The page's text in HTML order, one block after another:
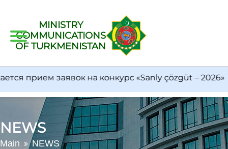
MINISTRY
COMMUNICATIONS
OF TURKMENISTAN
прием заявок на конкурс «Sanly çözgüt – 2026»
NEWS
Main
NEWS